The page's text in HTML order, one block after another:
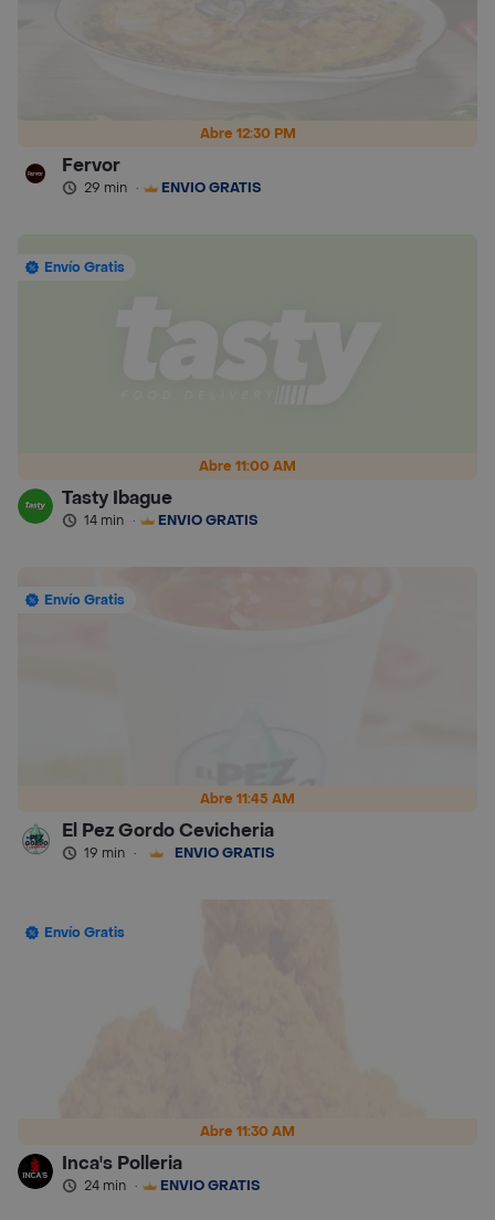
Abre 12:30 PM
Fervor
29 min · ENVÍO GRATIS
Abre 11:00 AM
Envío Gratis
Tasty Ibague
14 min · ENVÍO GRATIS
Abre 11:45 AM
Envío Gratis
El Pez Gordo Cevicheria
19 min · ENVÍO GRATIS
Abre 11:30 AM
Envío Gratis
Inca's Polleria
24 min · ENVÍO GRATIS